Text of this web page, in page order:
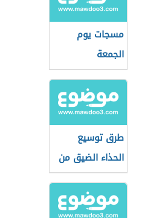
مسجات يوم
الجمعة
طرق توسيع
الحذاء الضيق من
الأمام